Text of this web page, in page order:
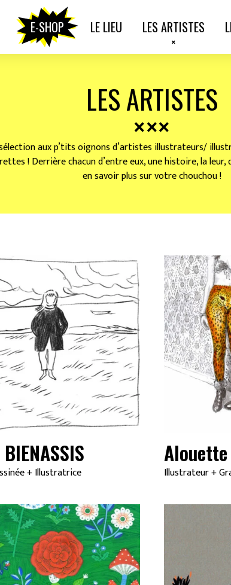
E-SHOP LE LIEU LES ARTISTES
LES ARTISTES
aux p’tits oignons d’artistes illustrateurs/
! Derrière chacun d’entre eux, une histoire, la
en savoir plus sur votre chouchou !
+Illustratrice Illustrateur+